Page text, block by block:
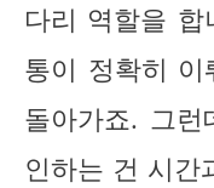
다리 역할을
통이 정확히 이
돌아가죠. 그
인하는 건 시간